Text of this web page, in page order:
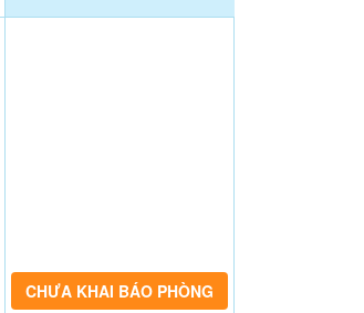
CHƯA KHAI BÁO PHÒNG